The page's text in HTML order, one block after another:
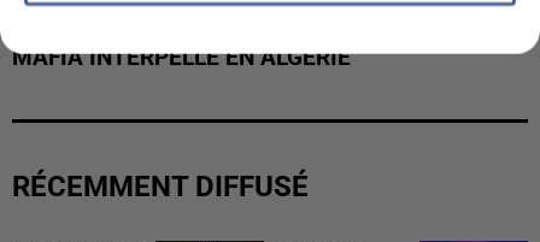
MAFIA INTERPELLÉ EN ALGÉRIE
RÉCEMMENT DIFFUSÉ